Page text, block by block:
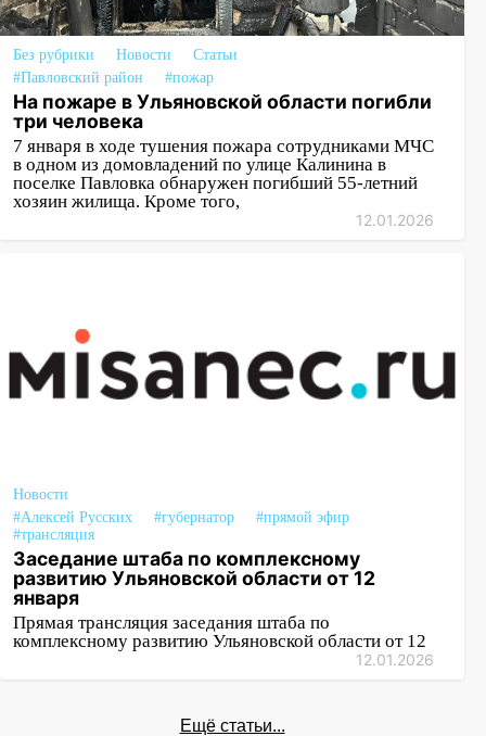
Без рубрики Новости
Статьи
#Павловский район
#пожар
На пожаре в Ульяновской области погибли
три человека
7 января в ходе тушения пожара сотрудниками МЧС
в одном из домовладений по улице Калинина в
поселке Павловка обнаружен погибший 55-летний
хозяин жилища. Кроме того,
12.01.2026
Новости
#Алексей Русских
#губернатор
#прямой эфир
#трансляция
Заседание штаба по комплексному
развитию Ульяновской области от 12
января
Прямая трансляция заседания штаба по
комплексному развитию Ульяновской области от 12
12.01.2026
Ещё статьи...